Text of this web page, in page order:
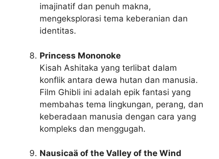
imajinatif dan penuh makna,
mengeksplorasi tema keberanian dan
identitas.
Princess Mononoke
Kisah Ashitaka yang terlibat dalam
konflik antara dewa hutan dan manusia.
Film Ghibli ini adalah epik fantasi yang
membahas tema lingkungan, perang, dan
keberadaan manusia dengan cara yang
kompleks dan menggugah.
Nausicaä of the Valley of the Wind